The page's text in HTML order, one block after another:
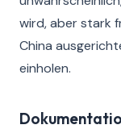
wird, aber stark
China
einholen.